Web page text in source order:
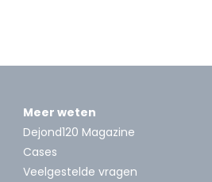
Meer weten
Dejond120 Magazine
Cases
Veelgestelde vragen